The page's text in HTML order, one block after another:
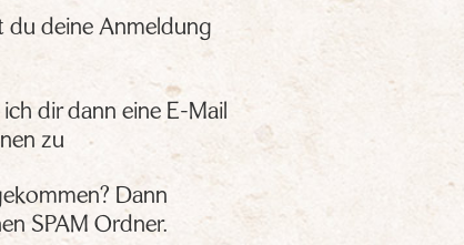
du deine Anmeldung
dir dann eine E-Mail
zu
Dann
SPAM Ordner.